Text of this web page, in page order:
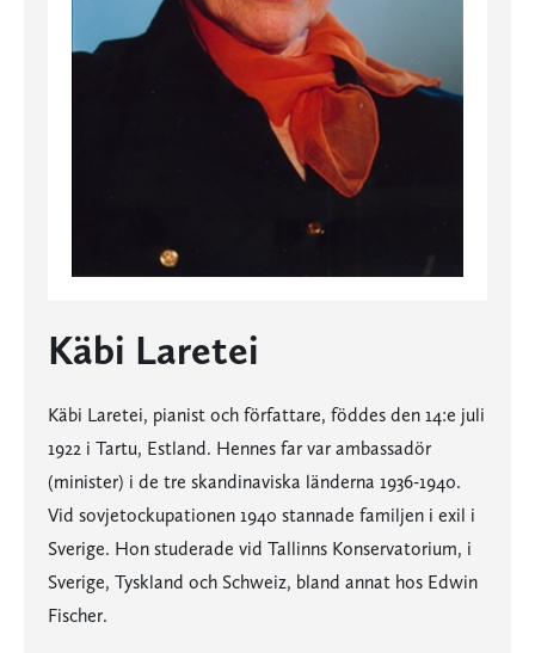
Käbi Laretei
Käbi Laretei, pianist och författare, föddes den 14:e juli
1922 i Tartu, Estland. Hennes far var ambassadör
(minister) i de tre skandinaviska länderna 1936-1940.
Vid sovjetockupationen 1940 stannade familjen i exil i
Sverige. Hon studerade vid Tallinns Konservatorium, i
Sverige, Tyskland och Schweiz, bland annat hos Edwin
Fischer.